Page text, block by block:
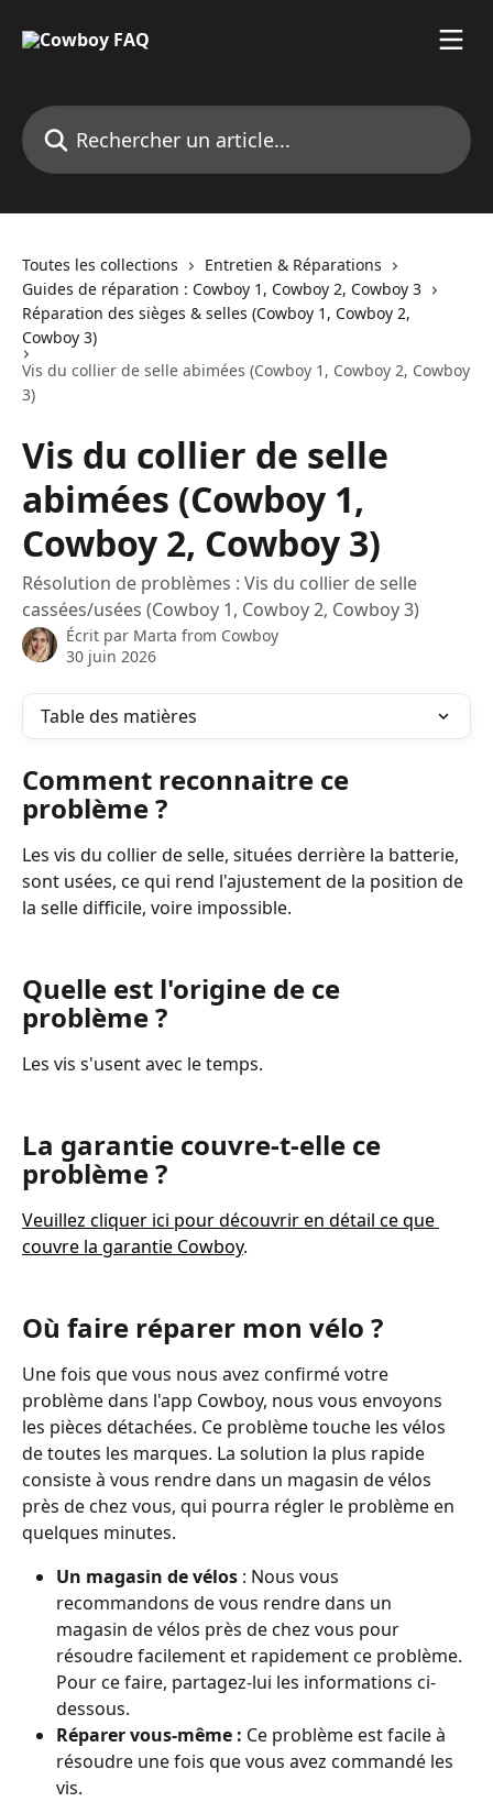
Rechercher un article...
Toutes les collections
Entretien & Réparations
Guides de réparation : Cowboy 1, Cowboy 2, Cowboy 3
Réparation des sièges & selles (Cowboy 1, Cowboy 2,
Cowboy 3)
Vis du collier de selle abimées (Cowboy 1, Cowboy 2, Cowboy
3)
Vis du collier de selle
abimées (Cowboy 1,
Cowboy 2, Cowboy 3)
Résolution de problèmes : Vis du collier de selle
cassées/usées (Cowboy 1, Cowboy 2, Cowboy 3)
Écrit par Marta from Cowboy
30 juin 2026
Table des matières
Comment reconnaitre ce
problème ?
Les vis du collier de selle, situées derrière la batterie,
sont usées, ce qui rend l'ajustement de la position de
la selle difficile, voire impossible.
Quelle est l'origine de ce
problème ?
Les vis s'usent avec le temps.
La garantie couvre-t-elle ce
problème ?
Veuillez cliquer ici pour découvrir en détail ce que
couvre la garantie Cowboy.
Où faire réparer mon vélo ?
Une fois que vous nous avez confirmé votre
problème dans l'app Cowboy, nous vous envoyons
les pièces détachées. Ce problème touche les vélos
de toutes les marques. La solution la plus rapide
consiste à vous rendre dans un magasin de vélos
près de chez vous, qui pourra régler le problème en
quelques minutes.
Un magasin de vélos : Nous vous
recommandons de vous rendre dans un
magasin de vélos près de chez vous pour
résoudre facilement et rapidement ce problème.
Pour ce faire, partagez-lui les informations ci-
dessous.
Réparer vous-même : Ce problème est facile à
résoudre une fois que vous avez commandé les
vis.